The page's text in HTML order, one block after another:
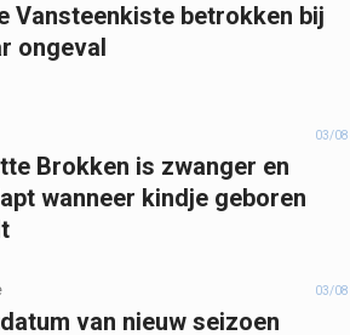
Vansteenkiste betrokken bij
ongeval
03/08
Brokken is zwanger en
wanneer kindje geboren
03/08
van nieuw seizoen